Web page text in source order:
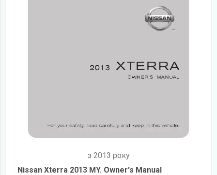
з 2013 року
Nissan Xterra 2013 MY. Owner's Manual